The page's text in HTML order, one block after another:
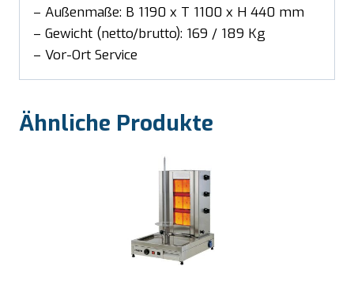
– Außenmaße: B 1190 x T 1100 x H 440 mm
– Gewicht (netto/brutto): 169 / 189 Kg
– Vor-Ort Service
Ähnliche Produkte